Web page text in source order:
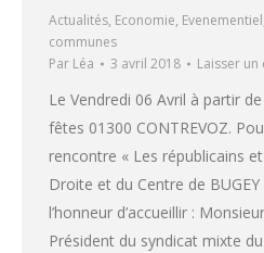
Actualités, Economie, Evenementiel
communes
Par Léa 3 avril 2018 Laisser
Le Vendredi 06 Avril à partir
fêtes 01300 CONTREVOZ.
rencontre « Les républicains
Droite et du Centre de
l’honneur d’accueillir :
Président du syndicat mixte